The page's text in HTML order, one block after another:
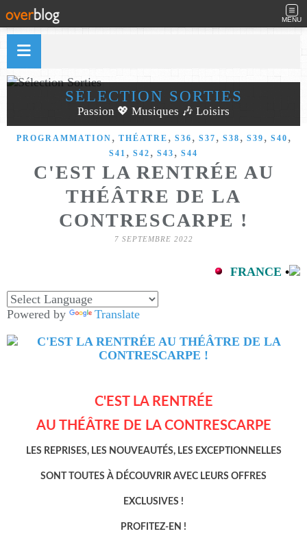
MENU
SÉLECTION SORTIES
Passion 💖 Musiques 🎶 Loisirs
PROGRAMMATION , THÉATRE , S36 , S37 , S38 , S39 , S40 ,
S41 , S42 , S43 , S44
C'EST LA RENTRÉE AU
THÉÂTRE DE LA
CONTRESCARPE !
7 SEPTEMBRE 2022
FRANCE •
Powered by Translate
C'EST LA RENTRÉE
AU THÉÂTRE DE LA CONTRESCARPE
LES REPRISES, LES NOUVEAUTÉS, LES EXCEPTIONNELLES
SONT TOUTES À DÉCOUVRIR AVEC LEURS OFFRES
EXCLUSIVES !
PROFITEZ-EN !